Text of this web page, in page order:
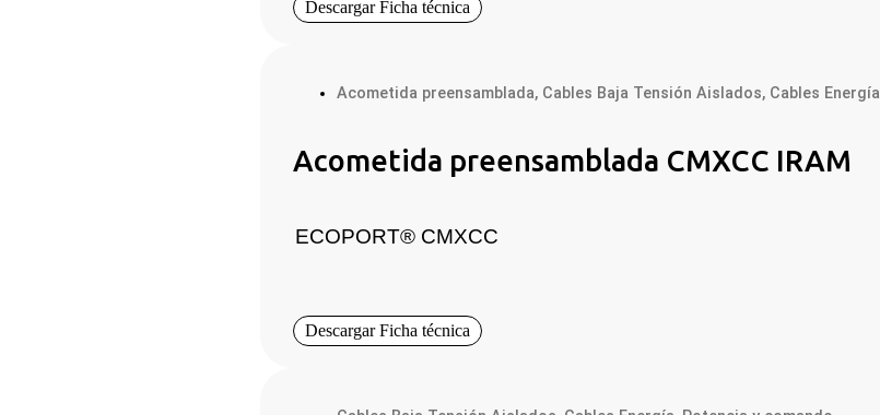
Descargar Ficha técnica
Acometida preensamblada, Cables Baja Tensión Aislados, Cables Energía
Acometida preensamblada CMXCC IRAM
ECOPORT® CMXCC
Descargar Ficha técnica